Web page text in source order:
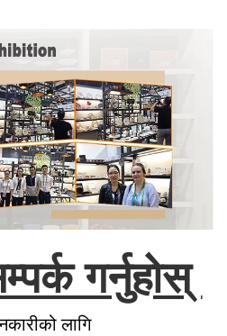
गर्नुहोस्
लागि